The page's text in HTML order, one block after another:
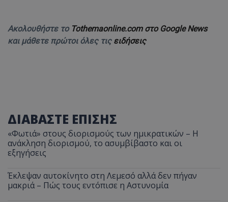
Ακολουθήστε το Tothemaonline.com στο Google News
και μάθετε πρώτοι όλες τις ειδήσεις
ΔΙΑΒΑΣΤΕ ΕΠΙΣΗΣ
«Φωτιά» στους διορισμούς των ημικρατικών – Η
ανάκληση διορισμού, το ασυμβίβαστο και οι
εξηγήσεις
Έκλεψαν αυτοκίνητο στη Λεμεσό αλλά δεν πήγαν
μακριά – Πώς τους εντόπισε η Αστυνομία